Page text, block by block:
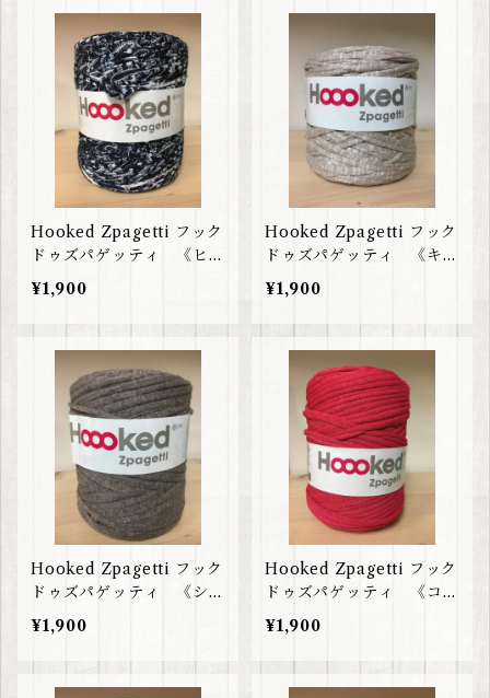
Hooked Zpagetti フック
ドゥズパゲッティ 《ヒッ
ピー》海外直輸入！主婦の
間で大人気
¥1,900
Hooked Zpagetti フック
ドゥズパゲッティ 《キャ
メルグラフィティー柄》海
外直輸入！主婦の間で大人
¥1,900
Hooked Zpagetti フック
ドゥズパゲッティ 《シャ
イニーサンド》海外直輸
入！主婦の間で大人気
¥1,900
Hooked Zpagetti フック
ドゥズパゲッティ 《コー
ラル》海外直輸入！主婦の
間で大人気
¥1,900